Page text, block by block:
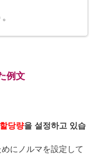
例文
할당량을 설정하고 있습
にノルマを設定して